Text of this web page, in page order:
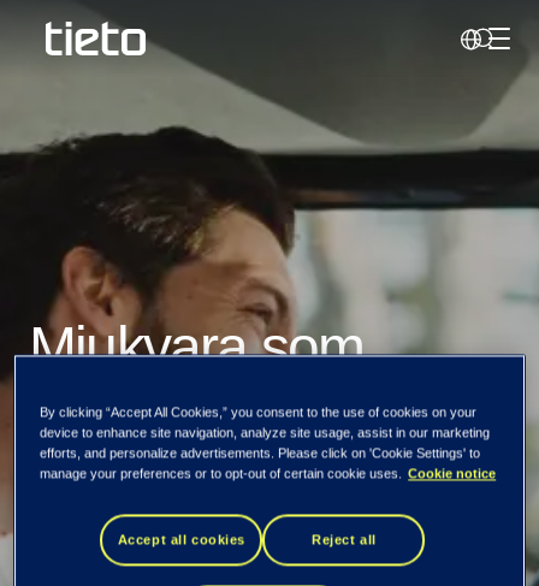
Sök
Mjukvara som
möter
passagerarens
behov
By clicking “Accept All Cookies,” you consent to the use of cookies on your
device to enhance site navigation, analyze site usage, assist in our marketing
efforts, and personalize advertisements. Please click on 'Cookie Settings' to
manage your preferences or to opt-out of certain cookie uses. Cookie notice
Accept all cookies Reject all